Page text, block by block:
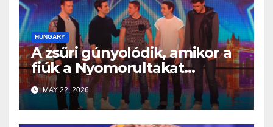
HUNGARY
A zsűri gúnyolódik, amikor a
fiúk a Nyomorultakat
választják — majd néhány
másodperc alatt minden
megváltozik
MAY 22, 2026